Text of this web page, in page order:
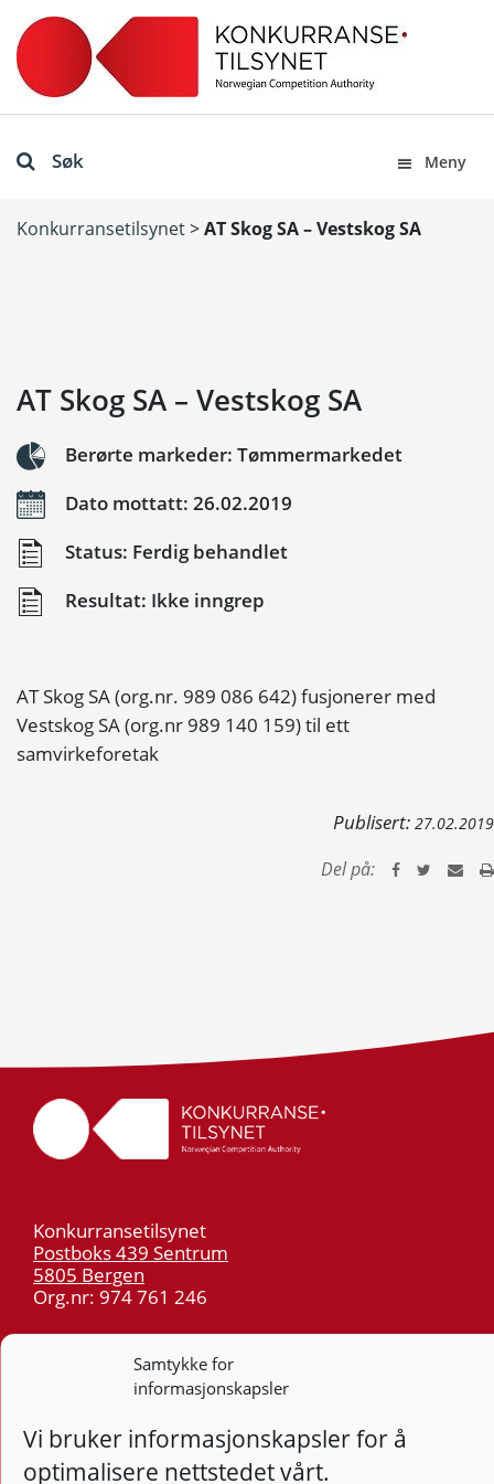
Samtykke for
informasjonskapsler
Vi bruker informasjonskapsler for å
optimalisere nettstedet vårt.
Søk Meny
Konkurransetilsynet>AT Skog SA – Vestskog SA
AT Skog SA – Vestskog SA
Berørte markeder: Tømmermarkedet
Dato mottatt: 26.02.2019
Status: Ferdig behandlet
Resultat: Ikke inngrep
AT Skog SA (org.nr. 989 086 642) fusjonerer med
Vestskog SA (org.nr 989 140 159) til ett
samvirkeforetak
Publisert: 27.02.2019
Del på:
Konkurransetilsynet
Postboks 439 Sentrum
5805 Bergen
Org.nr: 974 761 246
55 59 75 00
post@kt.no